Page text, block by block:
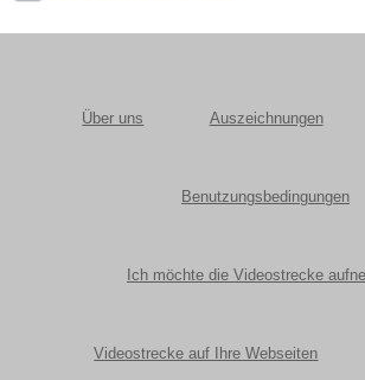
Über uns Auszeichnungen
Benutzungsbedingungen
Ich möchte die Videostrecke
Videostrecke auf Ihre Webseiten